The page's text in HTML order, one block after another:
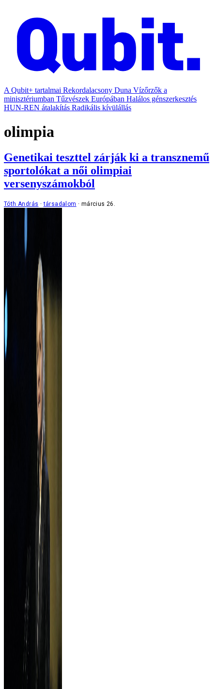
A Qubit+ tartalmai Rekordalacsony Duna Vízőrzők a
minisztériumban Tűzvészek Európában Halálos génszerkesztés
HUN-REN átalakítás Radikális kívülállás
olimpia
Genetikai teszttel zárják ki a transznemű
sportolókat a női olimpiai
versenyszámokból
Tóth András társadalom március 26.